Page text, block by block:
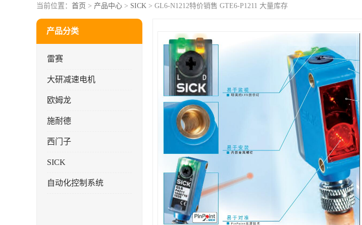
当前位置： 首页 > 产品中心 > SICK > GL6-N1212特价销售 GTE6-P1211 大量库存
产品分类
雷赛
大研减速电机
欧姆龙
施耐德
西门子
SICK
自动化控制系统